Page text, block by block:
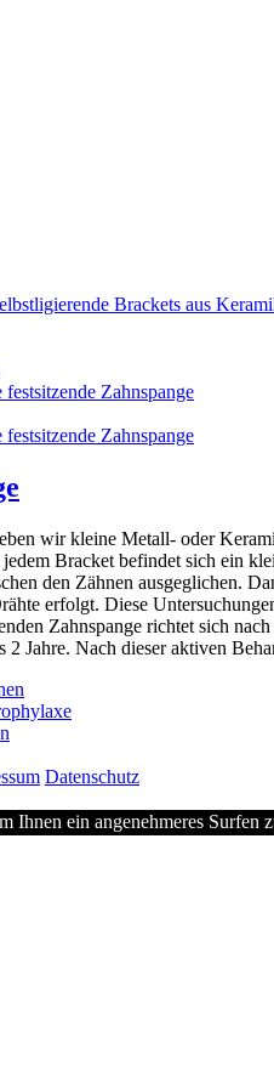
wir kleine Metall- oder
Bracket befindet sich ein
den Zähnen ausgeglichen.
erfolgt. Diese
Zahnspange richtet sich
2 Jahre. Nach dieser aktiven
Datenschutz
Ihnen ein angenehmeres